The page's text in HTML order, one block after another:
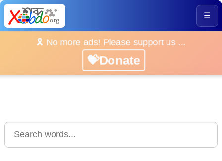
☰
🎗️ No more ads! Please support us ...
💝Donate